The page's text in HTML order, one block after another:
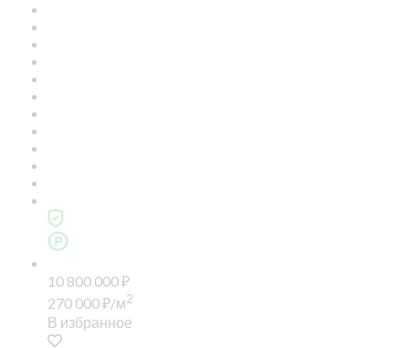
10 800 000₽
270 000₽/м2
В избранное